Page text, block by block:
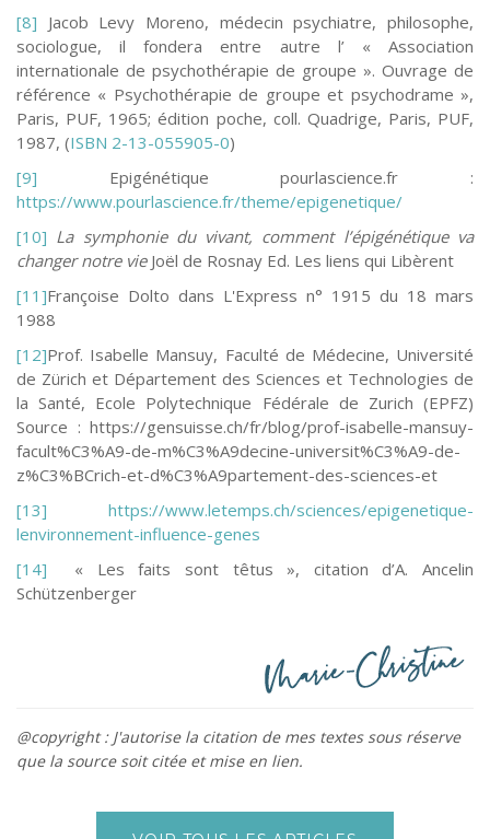
[8] Jacob Levy Moreno, médecin psychiatre, philosophe,
sociologue, il fondera entre autre l’ « Association
internationale de psychothérapie de groupe ». Ouvrage de
référence « Psychothérapie de groupe et psychodrame »,
Paris, PUF, 1965; édition poche, coll. Quadrige, Paris, PUF,
1987, (ISBN 2-13-055905-0)
[9] Epigénétique pourlascience.fr :
https://www.pourlascience.fr/theme/epigenetique/
[10] La symphonie du vivant, comment l’épigénétique va
changer notre vieJoël de Rosnay Ed. Les liens qui Libèrent
[11]Françoise Dolto dans L'Express n° 1915 du 18 mars
1988
[12]Prof. Isabelle Mansuy, Faculté de Médecine, Université
de Zürich et Département des Sciences et Technologies de
la Santé, Ecole Polytechnique Fédérale de Zurich (EPFZ)
Source : https://gensuisse.ch/fr/blog/prof-isabelle-mansuy-
facult%C3%A9-de-m%C3%A9decine-universit%C3%A9-de-
z%C3%BCrich-et-d%C3%A9partement-des-sciences-et
[13]
https://www.letemps.ch/sciences/epigenetique-
lenvironnement-influence-genes
[14] « Les faits sont têtus », citation d’A. Ancelin
Schützenberger
@copyright : J'autorise la citation de mes textes sous réserve
que la source soit citée et mise en lien.